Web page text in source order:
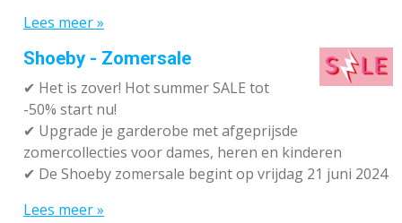
Lees meer »
Shoeby - Zomersale
✔ Het is zover! Hot summer SALE tot
-50% start nu!
✔ Upgrade je garderobe met afgeprijsde
zomercollecties voor dames, heren en kinderen
✔ De Shoeby zomersale begint op vrijdag 21 juni 2024
Lees meer »